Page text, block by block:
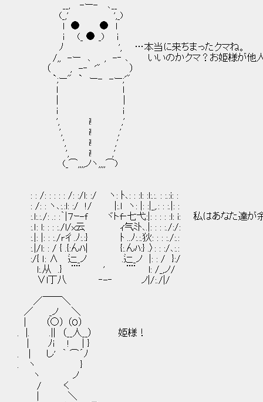
__, -ー- ､__
(_,' ',_)
l ● ● l
i (_ ● _) i
ﾉ ', …本当に来ちまったクマね。
/,, -ー ､ , -‐ ､ いいのかクマ？お姫様が他人の家
（ , -‐ '" ）
`;ー" ` ー- -ー;'"
i i
', i! ,'
', i! ,'
', i! ,'
', i! ,'
(_⌒,,,,ノヽ,,,,⌒)
: : /: : : : : /: :/l: :/ ヽ: ﾄ､: : :l: :l:.:. : :.:i: :
: /: : ヽ､:.:l: :/ !/ |:.l ヽ: |: :|_,.: : :.|: :
:.l:.:./: .: :｀|７ｰ-f ヾトf‐七弋:|: : : : :l: i: 私はあなた達が余
:.ｌ: l: : : :./l/x云 ｨ气ﾐﾄ､.|: : : :./:/:
:.|: |: : :./r彳.ﾉ:.:} ﾄ ..ﾉ:.:.狄: : : :./:.:
:.|/l: : / { .{:んﾊ| {:.んﾊ:} .〉: : :/､:.:
:/{ ｌ: ∧ 辷_ノ .辷_ノ |: : / }:/
l:.从 .} ¨¨ ' ¨¨ l: /_,ノ/
∨l丁八 ‐-‐ ノ|/:./|/
／￣￣＼
／ _ノ ＼
| （○） （O）
. |. .|| （__人__） 姫様！
| ﾉi ! | }
. | し' ｀ ⌒´ﾉ
. ヽ }
ヽ ノ
/ く
| ＼